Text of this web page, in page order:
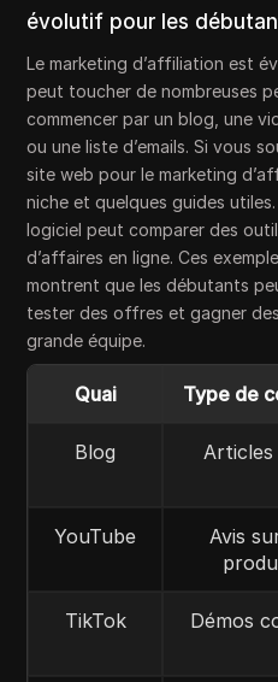
évolutif pour les
Le marketing d’affiliation est
peut toucher de nombreuses
commencer par un blog, une
ou une liste d’emails. Si vous
site web pour le marketing
niche et quelques guides
logiciel peut comparer des
d’affaires en ligne. Ces
montrent que les débutants
tester des offres et gagner
grande équipe.
Quai Type de
Blog Articles
YouTube
Avis
TikTok Démos